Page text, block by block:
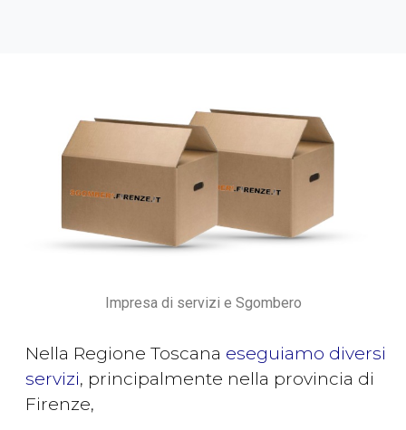
Impresa di servizi e Sgombero
Nella Regione Toscana eseguiamo diversi
servizi, principalmente nella provincia di
Firenze,